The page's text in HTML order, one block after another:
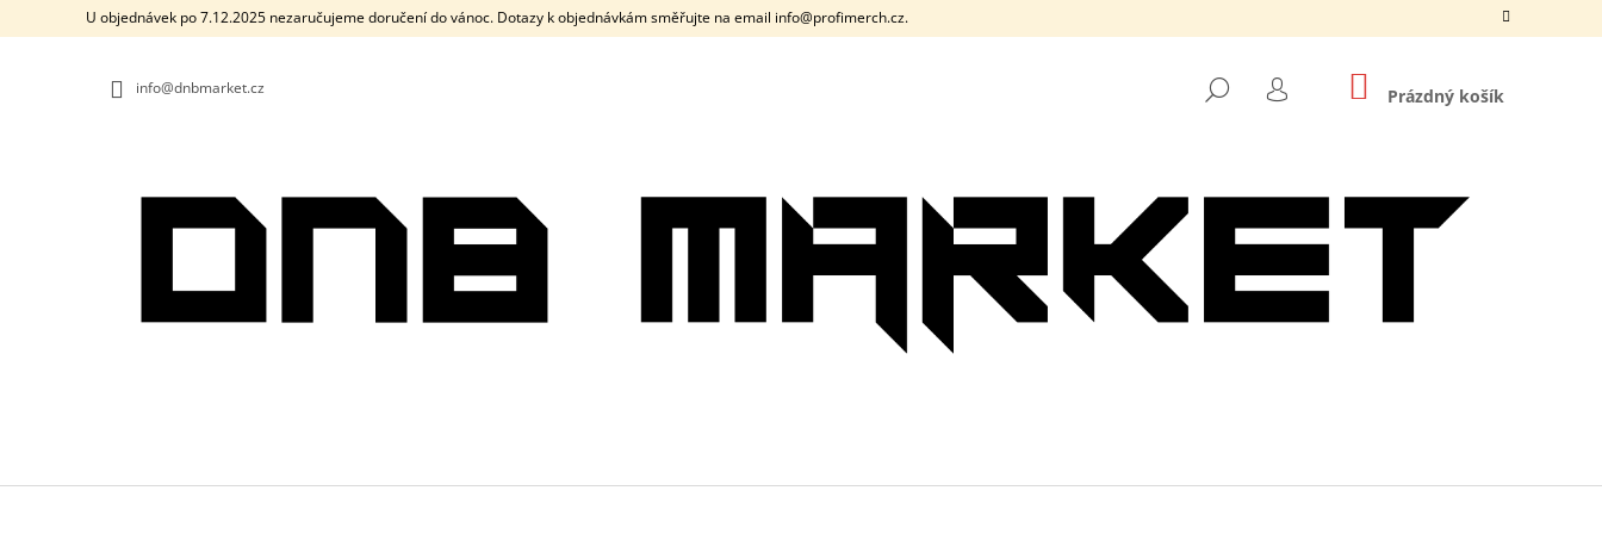
U objednávek po 7.12.2025 nezaručujeme doručení do vánoc. Dotazy k objednávkám směřujte na email info@profimerch.cz.
info@dnbmarket.cz HLEDAT
PŘIHLÁŠENÍ
NÁKUPNÍ
KOŠÍK
Prázdný košík
O
OBCHODU
OBCHODU
DOPORUČUJEME